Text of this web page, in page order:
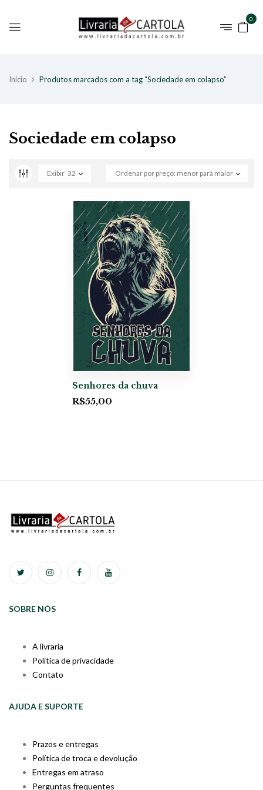
0
Início Produtos marcados com a tag “Sociedade em colapso”
Sociedade em colapso
Ordenar por preço: menor para maior
Exibir 32
Senhores da chuva
R$55,00
SOBRE NÓS
A livraria
Política de privacidade
Contato
AJUDA E SUPORTE
Prazos e entregas
Política de troca e devolução
Entregas em atraso
Perguntas frequentes